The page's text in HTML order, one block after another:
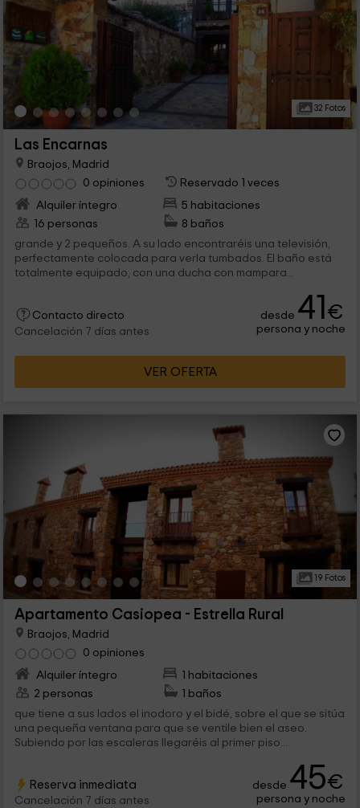
32 Fotos
Las Encarnas
Braojos, Madrid
0 opiniones
Reservado 1 veces
Alquiler íntegro
5 habitaciones
16 personas
8 baños
grande y 2 pequeños. A su lado encontraréis una televisión,
perfectamente colocada para verla tumbados. El baño está
totalmente equipado, con una ducha con mampara...
Contacto directo
Cancelación 7 días antes
desde 41€
persona y noche
VER OFERTA
19 Fotos
Apartamento Casiopea - Estrella Rural
Braojos, Madrid
0 opiniones
Alquiler íntegro
1 habitaciones
2 personas
1 baños
que tiene a sus lados el inodoro y el bidé, sobre el que se sitúa
una pequeña ventana para que se ventile bien el aseo.
Subiendo por las escaleras llegaréis al primer piso....
Reserva inmediata
Cancelación 7 días antes
desde 45€
persona y noche